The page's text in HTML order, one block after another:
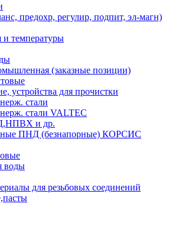
предохр, регулир, подпит, эл-магн)
и температуры
(заказные позиции)
устройства для прочистки
стали
стали VALTEC
и др.
ПНД (безнапорные) КОРСИС
воды
для резьбовых соединений